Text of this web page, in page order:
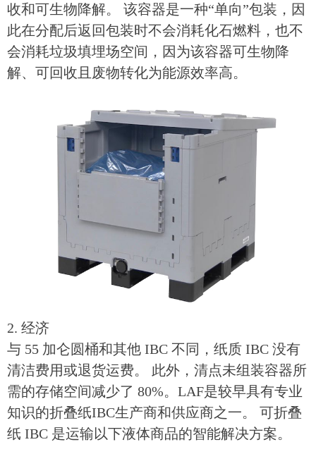
收和可生物降解。 该容器是一种“单向”包装，因
此在分配后返回包装时不会消耗化石燃料，也不
会消耗垃圾填埋场空间，因为该容器可生物降
解、可回收且废物转化为能源效率高。
2. 经济
与 55 加仑圆桶和其他 IBC 不同，纸质 IBC 没有
清洁费用或退货运费。 此外，清点未组装容器所
需的存储空间减少了 80%。LAF是较早具有专业
知识的折叠纸IBC生产商和供应商之一。 可折叠
纸 IBC 是运输以下液体商品的智能解决方案。